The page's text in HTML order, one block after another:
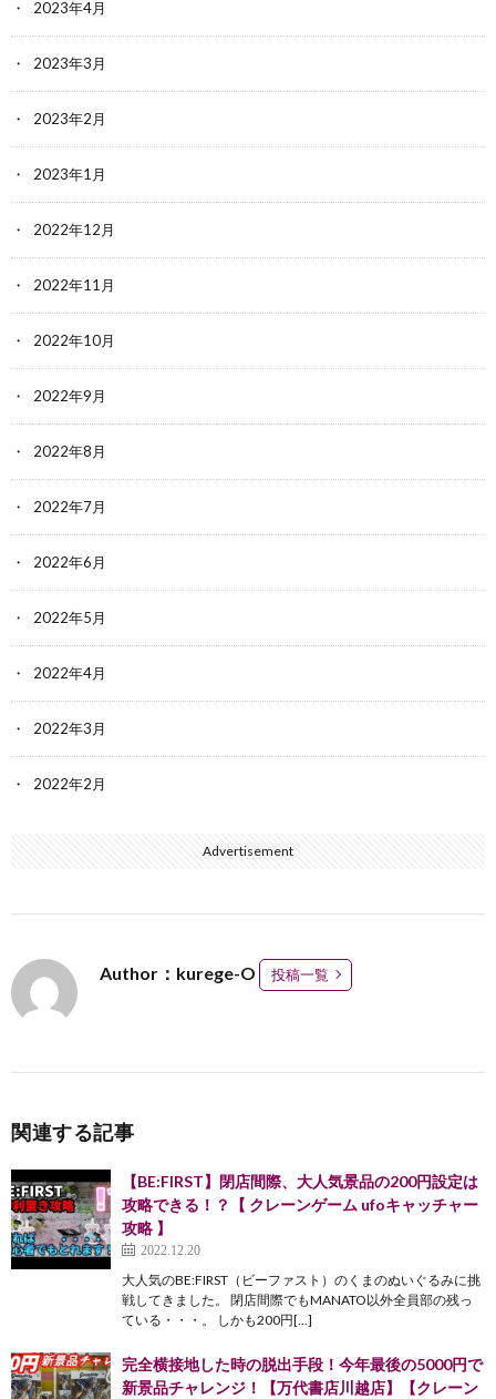
2023年4月
2023年3月
2023年2月
2023年1月
2022年12月
2022年11月
2022年10月
2022年9月
2022年8月
2022年7月
2022年6月
2022年5月
2022年4月
2022年3月
2022年2月
Advertisement
Author：kurege-O 投稿一覧
関連する記事
【BE:FIRST】閉店間際、大人気景品の200円設定は
攻略できる！？【 クレーンゲーム ufoキャッチャー
攻略 】
2022.12.20
大人気のBE:FIRST（ビーファスト）のくまのぬいぐるみに挑
戦してきました。 閉店間際でもMANATO以外全員部の残っ
ている・・・。 しかも200円[…]
完全横接地した時の脱出手段！今年最後の5000円で
新景品チャレンジ！【万代書店川越店】【クレーン